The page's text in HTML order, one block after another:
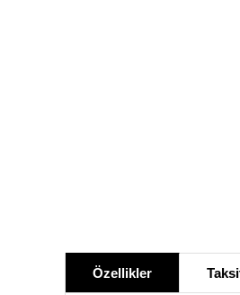
Özellikler